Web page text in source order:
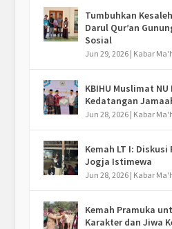
Tumbuhkan
Darul Qur’an
Sosial
Jun 29, 2026| Kabar
KBIHU Muslimat
Kedatangan
Jun 28, 2026| Kabar
Kemah LT I:
Jogja Istimewa
Jun 28, 2026| Kabar
Kemah Pramuka
Karakter dan Jiwa